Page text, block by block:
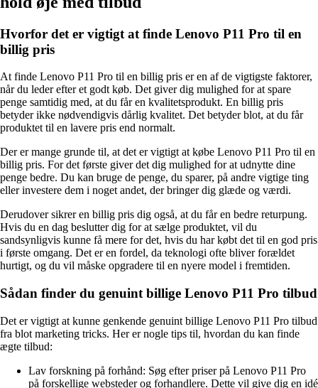
Hvorfor det er vigtigt at finde Lenovo P11 Pro til en
billig pris
At finde Lenovo P11 Pro til en billig pris er en af de vigtigste faktorer,
når du leder efter et godt køb. Det giver dig mulighed for at spare
penge samtidig med, at du får en kvalitetsprodukt. En billig pris
betyder ikke nødvendigvis dårlig kvalitet. Det betyder blot, at du får
produktet til en lavere pris end normalt.
Der er mange grunde til, at det er vigtigt at købe Lenovo P11 Pro til en
billig pris. For det første giver det dig mulighed for at udnytte dine
penge bedre. Du kan bruge de penge, du sparer, på andre vigtige ting
eller investere dem i noget andet, der bringer dig glæde og værdi.
Derudover sikrer en billig pris dig også, at du får en bedre returpung.
Hvis du en dag beslutter dig for at sælge produktet, vil du
sandsynligvis kunne få mere for det, hvis du har købt det til en god pris
i første omgang. Det er en fordel, da teknologi ofte bliver forældet
hurtigt, og du vil måske opgradere til en nyere model i fremtiden.
Sådan finder du genuint billige Lenovo P11 Pro tilbud
Det er vigtigt at kunne genkende genuint billige Lenovo P11 Pro tilbud
fra blot marketing tricks. Her er nogle tips til, hvordan du kan finde
ægte tilbud:
Lav forskning på forhånd: Søg efter priser på Lenovo P11 Pro
på forskellige websteder og forhandlere. Dette vil give dig en idé